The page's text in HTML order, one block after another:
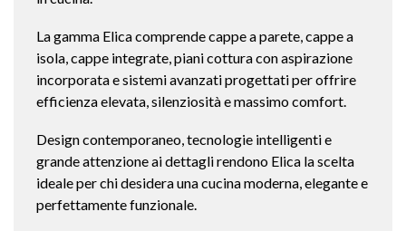
La gamma Elica comprende cappe a parete, cappe a
isola, cappe integrate, piani cottura con aspirazione
incorporata e sistemi avanzati progettati per offrire
efficienza elevata, silenziosità e massimo comfort.
Design contemporaneo, tecnologie intelligenti e
grande attenzione ai dettagli rendono Elica la scelta
ideale per chi desidera una cucina moderna, elegante e
perfettamente funzionale.